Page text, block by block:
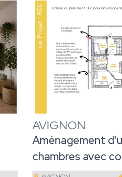
AVIGNON
Aménagement
chambres avec